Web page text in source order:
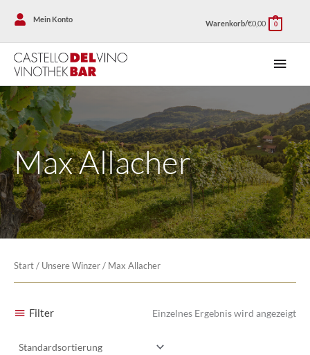
Inhalt
springen
Mein Konto Warenkorb/€0,00 0
Max Allacher
Start / Unsere Winzer / Max Allacher
Filter Einzelnes Ergebnis wird angezeigt